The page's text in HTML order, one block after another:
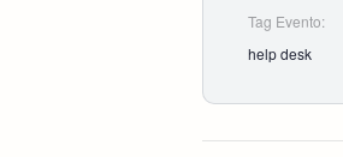
Tag Evento:
help desk